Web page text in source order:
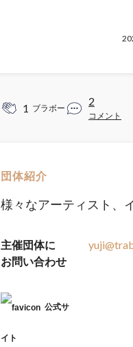
1 ブラボー
2
コメント
団体紹介
様々なアーティスト、
主催団体に
お問い合わせ
公式サ
イト